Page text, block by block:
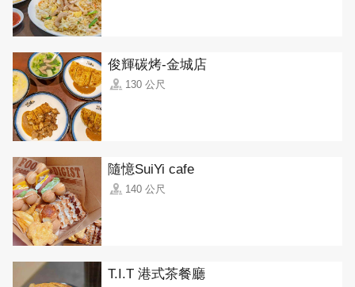
俊輝碳烤-金城店
130 公尺
隨憶SuiYi cafe
140 公尺
T.I.T 港式茶餐廳